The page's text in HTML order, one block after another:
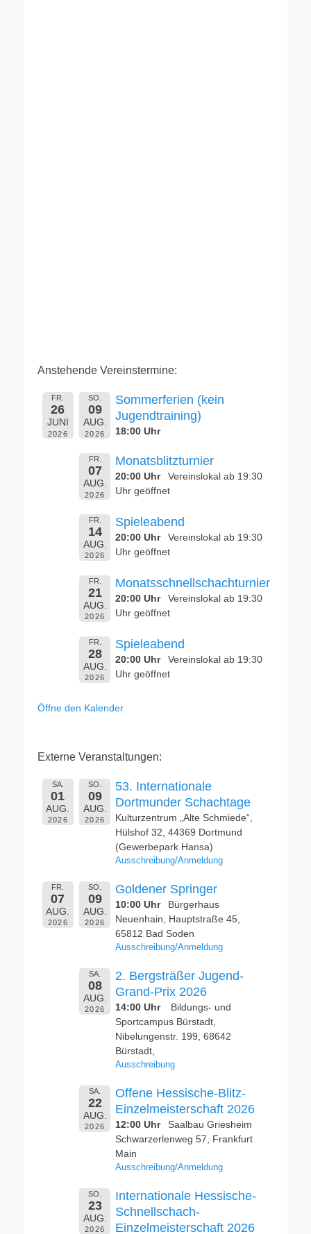
Anstehende Vereinstermine:
FR.
26
JUNI
2026
SO.
09
AUG.
2026
Sommerferien (kein
Jugendtraining)
18:00 Uhr
FR.
07
AUG.
2026
Monatsblitzturnier
20:00 Uhr
Vereinslokal ab 19:30
Uhr geöffnet
FR.
14
AUG.
2026
Spieleabend
20:00 Uhr
Vereinslokal ab 19:30
Uhr geöffnet
FR.
21
AUG.
2026
Monatsschnellschachturnier
20:00 Uhr
Vereinslokal ab 19:30
Uhr geöffnet
FR.
28
AUG.
2026
Spieleabend
20:00 Uhr
Vereinslokal ab 19:30
Uhr geöffnet
Öffne den Kalender
Externe Veranstaltungen:
SA.
01
AUG.
2026
SO.
09
AUG.
2026
53. Internationale
Dortmunder Schachtage
Kulturzentrum „Alte Schmiede“,
Hülshof 32, 44369 Dortmund
(Gewerbepark Hansa)
Ausschreibung/Anmeldung
FR.
07
AUG.
2026
SO.
09
AUG.
2026
Goldener Springer
10:00 Uhr
Bürgerhaus
Neuenhain, Hauptstraße 45,
65812 Bad Soden
Ausschreibung/Anmeldung
SA.
08
AUG.
2026
2. Bergsträßer Jugend-
Grand-Prix 2026
14:00 Uhr
Bildungs- und
Sportcampus Bürstadt,
Nibelungenstr. 199, 68642
Bürstadt,
Ausschreibung
SA.
22
AUG.
2026
Offene Hessische-Blitz-
Einzelmeisterschaft 2026
12:00 Uhr
Saalbau Griesheim
Schwarzerlenweg 57, Frankfurt
Main
Ausschreibung/Anmeldung
SO.
23
AUG.
2026
Internationale Hessische-
Schnellschach-
Einzelmeisterschaft 2026